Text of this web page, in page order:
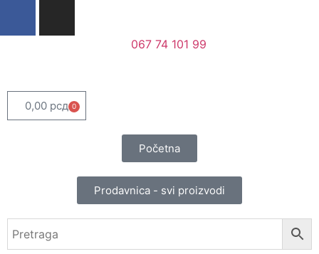
067 74 101 99
0,00 рсд 0
Početna
Prodavnica - svi proizvodi